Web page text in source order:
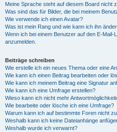
Meine Sprache steht auf diesem Board nicht
Was sind das für Bilder, die bei meinem
Wie verwende ich einen Avatar?
Was ist mein Rang und wie kann ich ihn
Wenn ich bei einem Benutzer auf den E-
anzumelden.
Beiträge schreiben
Wie erstelle ich ein neues Thema oder eine
Wie kann ich einen Beitrag bearbeiten oder
Wie kann ich meinem Beitrag eine Signatur
Wie kann ich eine Umfrage erstellen?
Wieso kann ich nicht mehr
Wie bearbeite oder lösche ich eine Umfrage?
Warum kann ich auf bestimmte Foren nicht
Weshalb kann ich keine Dateianhänge
Weshalb wurde ich verwarnt?